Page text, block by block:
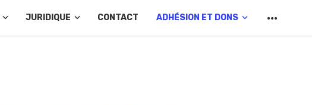
JURIDIQUE CONTACT ADHÉSION ET DONS